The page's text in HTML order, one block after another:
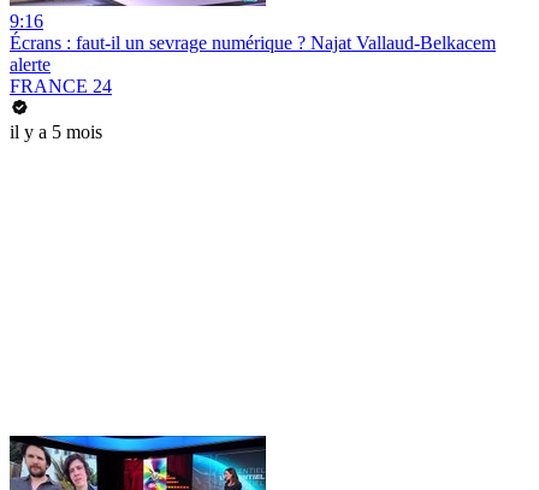
9:16
Écrans : faut-il un sevrage numérique ? Najat Vallaud-Belkacem
alerte
FRANCE 24
il y a 5 mois